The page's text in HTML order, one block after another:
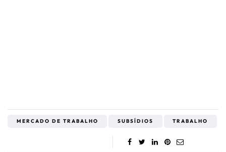
MERCADO DE TRABALHO SUBSÍDIOS TRABALHO